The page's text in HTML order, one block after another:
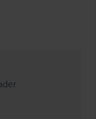
på Lyko.lades 8